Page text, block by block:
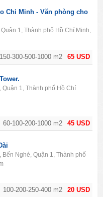
65 USD
150-300-500-1000 m2
Chi Minh - Văn phòng cho
1, Thành phố Hồ Chí Minh,
45 USD
60-100-200-1000 m2
Quận 1, Thành phố Hồ Chí
20 USD
100-200-250-400 m2
Bến Nghé, Quận 1, Thành phố